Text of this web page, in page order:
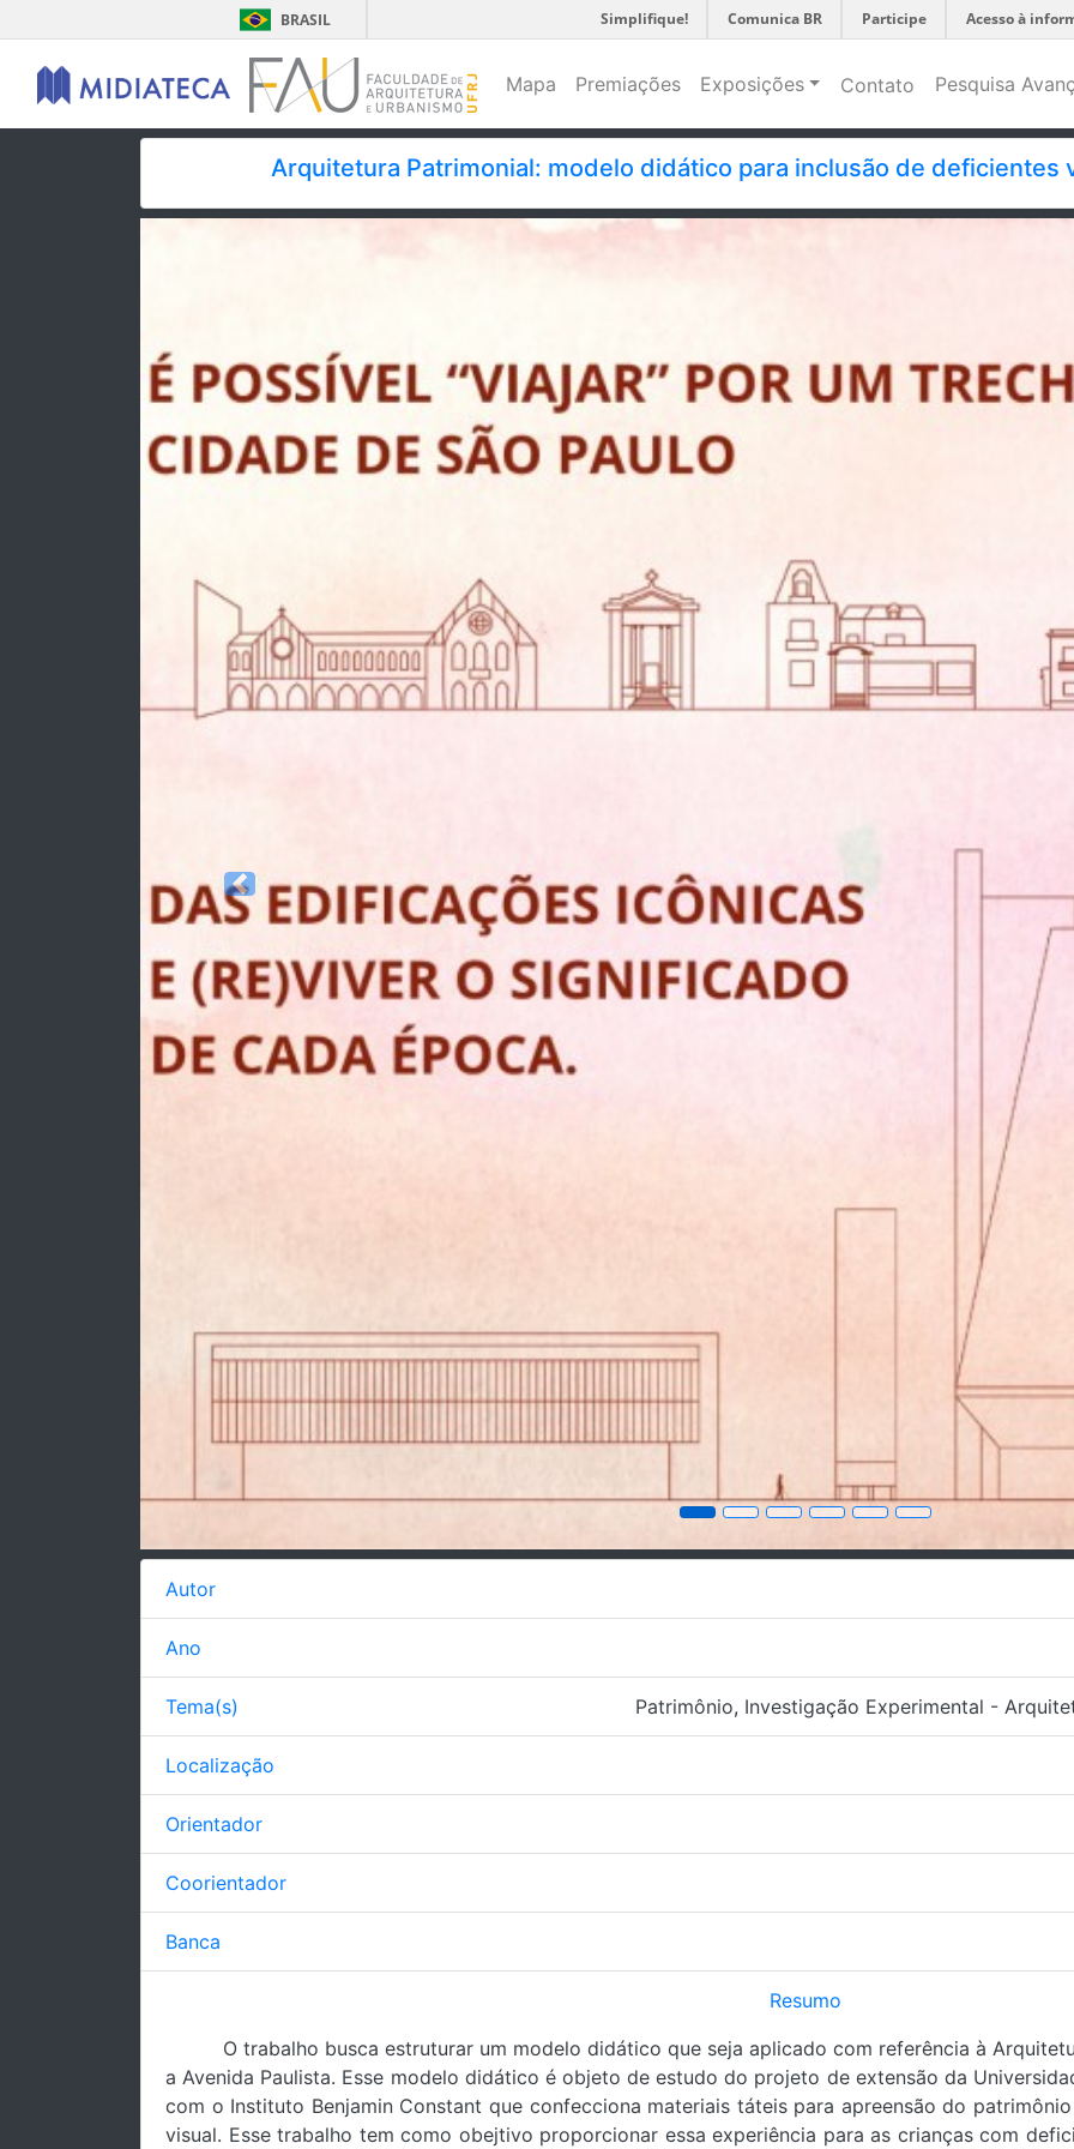
BRASIL Simplifique! Comunica BR Participe Acesso à
Mapa Premiações Exposições Contato Pesquisa
Arquitetura Patrimonial: modelo didático para inclusão de deficientes
Previous
Autor
Ano
Tema(s) Patrimônio, Investigação Experimental -
Localização
Orientador
Coorientador
Banca
Resumo
O trabalho busca estruturar um modelo didático que seja aplicado com referência à
a Avenida Paulista. Esse modelo didático é objeto de estudo do projeto de extensão da
com o Instituto Benjamin Constant que confecciona materiais táteis para apreensão do
visual. Esse trabalho tem como obejtivo proporcionar essa experiência para as crianças com